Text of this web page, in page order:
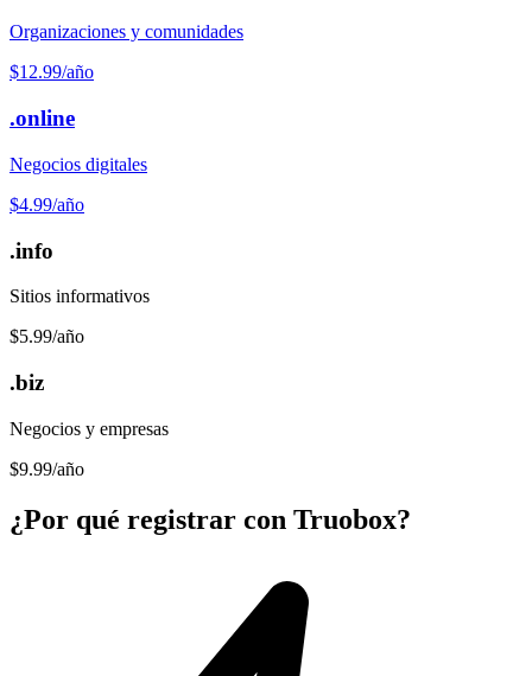
Organizaciones y comunidades
$12.99/año
.online
Negocios digitales
$4.99/año
.info
Sitios informativos
$5.99/año
.biz
Negocios y empresas
$9.99/año
¿Por qué registrar con Truobox?